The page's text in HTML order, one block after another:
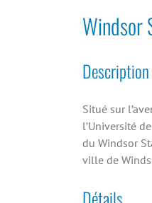
Windsor
Description
Situé sur
l’Université
du Windsor
ville de